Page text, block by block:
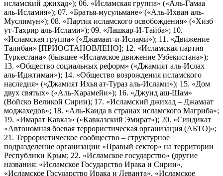
исламский джихад»); 06. «Исламская группа» («Аль-Гамаа
аль-Исламия»); 07. «Братья-мусульмане» («Аль-Ихван аль-
Муслимун»); 08. «Партия исламского освобождения» («Хизб
ут-Тахрир аль-Ислами»); 09. «Лашкар-И-Тайба»; 10.
«Исламская группа» («Джамаат-и-Ислами»); 11. «Движение
Талибан» [ПРИОСТАНОВЛЕНО]; 12. «Исламская партия
Туркестана» (бывшее «Исламское движение Узбекистана»);
13. «Общество социальных реформ» («Джамият аль-Ислах
аль-Иджтимаи»); 14. «Общество возрождения исламского
наследия» («Джамият Ихья ат-Тураз аль-Ислами»); 15. «Дом
двух святых» («Аль-Харамейн»); 16. «Джунд аш-Шам»
(Войско Великой Сирии); 17. «Исламский джихад – Джамаат
моджахедов»; 18. «Аль-Каида в странах исламского Магриба»;
19. «Имарат Кавказ» («Кавказский Эмират»); 20. «Синдикат
«Автономная боевая террористическая организация (АБТО)»;
21. Террористическое сообщество – структурное
подразделение организации «Правый сектор» на территории
Республики Крым; 22. «Исламское государство» (другие
названия: «Исламское Государство Ирака и Сирии»,
«Исламское Государство Ирака и Леванта», «Исламское